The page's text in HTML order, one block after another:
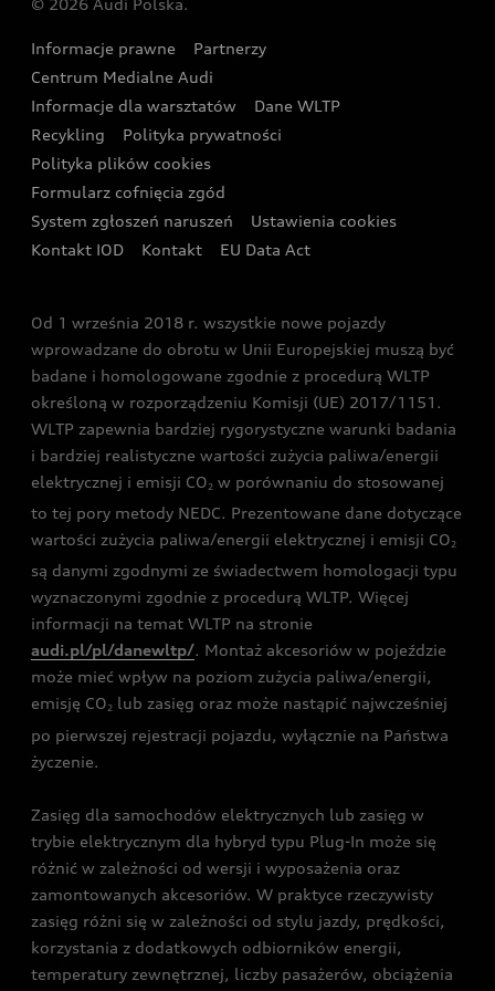
Wyszukaj najbliższego Partnera Audi
Oferta dla przedsiębiorców
Oferta dla klientów prywatnych
Kalkulator rat
Ubezpieczenie
Audi exclusive
Zasięg
Gwarancja
Akcje serwisowe Audi
Katalog online akcesoriów
Audi i Muzeum Sztuki Nowoczesnej w Warszawie
Audi driving experience
Audi quattro Cup
Audi i Puchar Świata w Skokach Narciarskich w
Zakopanem
© 2026 Audi Polska.
Informacje prawne
Partnerzy
Centrum Medialne Audi
Informacje dla warsztatów
Dane WLTP
Recykling
Polityka prywatności
Polityka plików cookies
Formularz cofnięcia zgód
System zgłoszeń naruszeń
Ustawienia cookies
Kontakt IOD
Kontakt EU Data Act
Od 1 września 2018 r. wszystkie nowe pojazdy
wprowadzane do obrotu w Unii Europejskiej muszą być
badane i homologowane zgodnie z procedurą WLTP
określoną w rozporządzeniu Komisji (UE) 2017/1151.
WLTP zapewnia bardziej rygorystyczne warunki badania
i bardziej realistyczne wartości zużycia paliwa/energii
elektrycznej i emisji CO2 w porównaniu do stosowanej
to tej pory metody NEDC. Prezentowane dane dotyczące
wartości zużycia paliwa/energii elektrycznej i emisji CO2
są danymi zgodnymi ze świadectwem homologacji typu
wyznaczonymi zgodnie z procedurą WLTP. Więcej
informacji na temat WLTP na stronie
audi.pl/pl/danewltp/. Montaż akcesoriów w pojeździe
może mieć wpływ na poziom zużycia paliwa/energii,
emisję CO2 lub zasięg oraz może nastąpić najwcześniej
po pierwszej rejestracji pojazdu, wyłącznie na Państwa
życzenie.
Zasięg dla samochodów elektrycznych lub zasięg w
trybie elektrycznym dla hybryd typu Plug-In może się
różnić w zależności od wersji i wyposażenia oraz
zamontowanych akcesoriów. W praktyce rzeczywisty
zasięg różni się w zależności od stylu jazdy, prędkości,
korzystania z dodatkowych odbiorników energii,
temperatury zewnętrznej, liczby pasażerów, obciążenia